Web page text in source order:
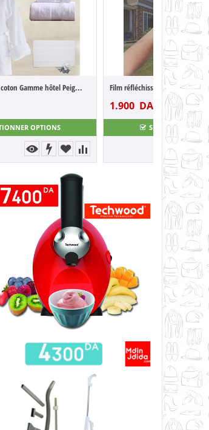
à
tailler votre
tondre
réfléchissant miroir pour fenêtre et...
3.800DA
SÉLECTIONNER OPTIONS